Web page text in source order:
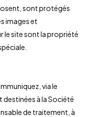
sont protégés
images et
le site sont la propriété
via le
à la Société
de traitement, à